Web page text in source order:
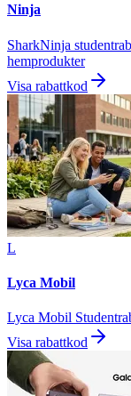
Ninja
SharkNinja
hemprodukter
Visa rabattkod
L
Lyca Mobil
Lyca Mobil
Visa rabattkod